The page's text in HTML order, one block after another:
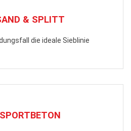
& SPLITT
die ideale Sieblinie